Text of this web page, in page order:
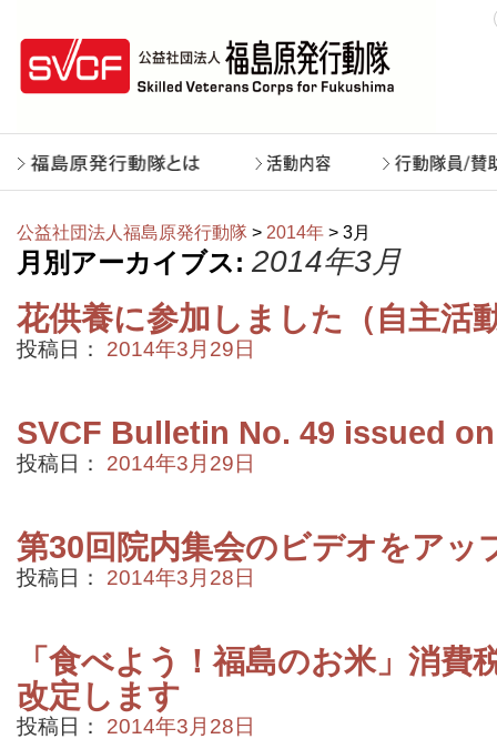
公益社団法人福島原発行動隊 > 2014年 > 3月
月別アーカイブス: 2014年3月
花供養に参加しました（自主活
投稿日： 2014年3月29日
SVCF Bulletin No. 49 issued
投稿日： 2014年3月29日
第30回院内集会のビデオをアッ
投稿日： 2014年3月28日
「食べよう！福島のお米」消費
改定します
投稿日： 2014年3月28日